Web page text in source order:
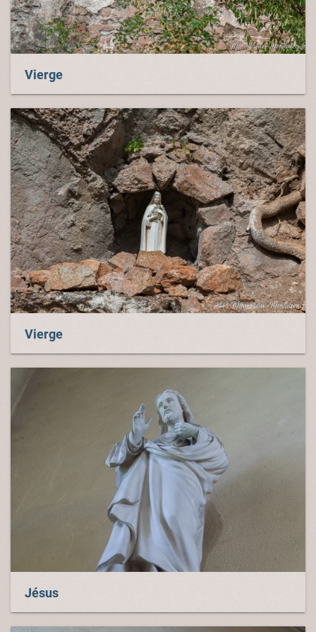
Vierge
Vierge
Jésus